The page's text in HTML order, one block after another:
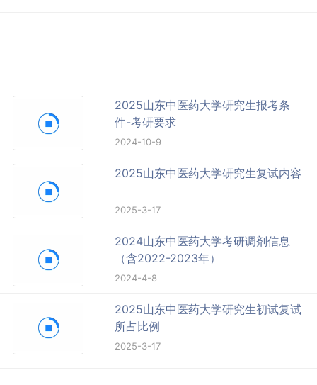
2025山东中医药大学研究生报考条
件-考研要求
2024-10-9
2025山东中医药大学研究生复试内容
2025-3-17
2024山东中医药大学考研调剂信息
（含2022-2023年）
2024-4-8
2025山东中医药大学研究生初试复试
所占比例
2025-3-17